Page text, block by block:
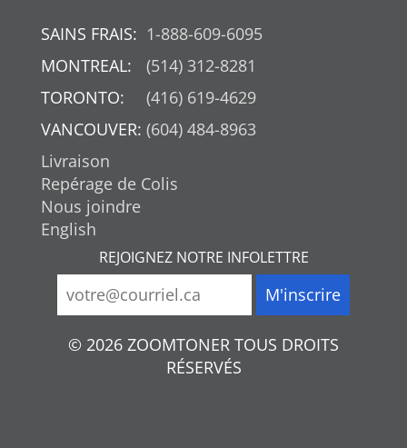
SAINS FRAIS: 1-888-609-6095
MONTREAL:
(514) 312-8281
TORONTO:
(416) 619-4629
VANCOUVER: (604) 484-8963
Livraison
Repérage de Colis
Nous joindre
English
REJOIGNEZ NOTRE INFOLETTRE
© 2026 ZOOMTONER TOUS DROITS
RÉSERVÉS